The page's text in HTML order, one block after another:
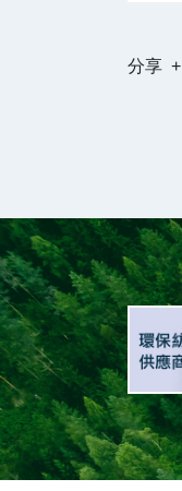
分享 +